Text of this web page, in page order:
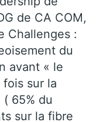
de CA COM,
Challenges :
du
avant « le
sur la
65% du
sur la fibre